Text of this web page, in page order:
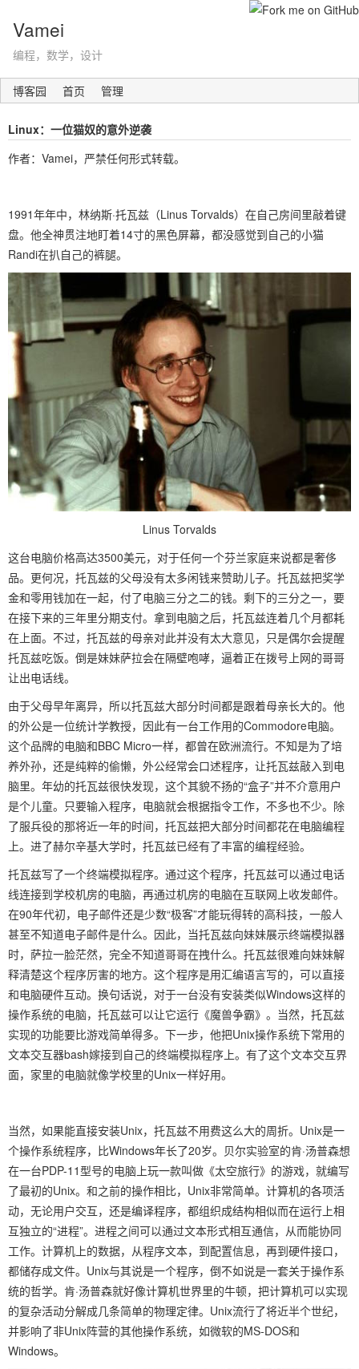
Vamei
编程，数学，设计
博客园 首页 管理
Linux：一位猫奴的意外逆袭
作者：Vamei，严禁任何形式转载。
1991年年中，林纳斯·托瓦兹（Linus Torvalds）在自己房间里敲着键
盘。他全神贯注地盯着14寸的黑色屏幕，都没感觉到自己的小猫
Randi在扒自己的裤腿。
Linus Torvalds
这台电脑价格高达3500美元，对于任何一个芬兰家庭来说都是奢侈
品。更何况，托瓦兹的父母没有太多闲钱来赞助儿子。托瓦兹把奖学
金和零用钱加在一起，付了电脑三分之二的钱。剩下的三分之一，要
在接下来的三年里分期支付。拿到电脑之后，托瓦兹连着几个月都耗
在上面。不过，托瓦兹的母亲对此并没有太大意见，只是偶尔会提醒
托瓦兹吃饭。倒是妹妹萨拉会在隔壁咆哮，逼着正在拨号上网的哥哥
让出电话线。
由于父母早年离异，所以托瓦兹大部分时间都是跟着母亲长大的。他
的外公是一位统计学教授，因此有一台工作用的Commodore电脑。
这个品牌的电脑和BBC Micro一样，都曾在欧洲流行。不知是为了培
养外孙，还是纯粹的偷懒，外公经常会口述程序，让托瓦兹敲入到电
脑里。年幼的托瓦兹很快发现，这个其貌不扬的“盒子”并不介意用户
是个儿童。只要输入程序，电脑就会根据指令工作，不多也不少。除
了服兵役的那将近一年的时间，托瓦兹把大部分时间都花在电脑编程
上。进了赫尔辛基大学时，托瓦兹已经有了丰富的编程经验。
托瓦兹写了一个终端模拟程序。通过这个程序，托瓦兹可以通过电话
线连接到学校机房的电脑，再通过机房的电脑在互联网上收发邮件。
在90年代初，电子邮件还是少数“极客”才能玩得转的高科技，一般人
甚至不知道电子邮件是什么。因此，当托瓦兹向妹妹展示终端模拟器
时，萨拉一脸茫然，完全不知道哥哥在拽什么。托瓦兹很难向妹妹解
释清楚这个程序厉害的地方。这个程序是用汇编语言写的，可以直接
和电脑硬件互动。换句话说，对于一台没有安装类似Windows这样的
操作系统的电脑，托瓦兹可以让它运行《魔兽争霸》。当然，托瓦兹
实现的功能要比游戏简单得多。下一步，他把Unix操作系统下常用的
文本交互器bash嫁接到自己的终端模拟程序上。有了这个文本交互界
面，家里的电脑就像学校里的Unix一样好用。
当然，如果能直接安装Unix，托瓦兹不用费这么大的周折。Unix是一
个操作系统程序，比Windows年长了20岁。贝尔实验室的肯·汤普森想
在一台PDP-11型号的电脑上玩一款叫做《太空旅行》的游戏，就编写
了最初的Unix。和之前的操作相比，Unix非常简单。计算机的各项活
动，无论用户交互，还是编译程序，都组织成结构相似而在运行上相
互独立的“进程”。进程之间可以通过文本形式相互通信，从而能协同
工作。计算机上的数据，从程序文本，到配置信息，再到硬件接口，
都储存成文件。Unix与其说是一个程序，倒不如说是一套关于操作系
统的哲学。肯·汤普森就好像计算机世界里的牛顿，把计算机可以实现
的复杂活动分解成几条简单的物理定律。Unix流行了将近半个世纪，
并影响了非Unix阵营的其他操作系统，如微软的MS-DOS和
Windows。